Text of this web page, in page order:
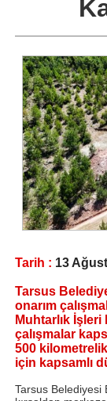
Tarih : 13
Tarsus
onarım
Muhtarlık
çalışmalar
500 kilometrelik
için kapsamlı
Tarsus Belediyesi